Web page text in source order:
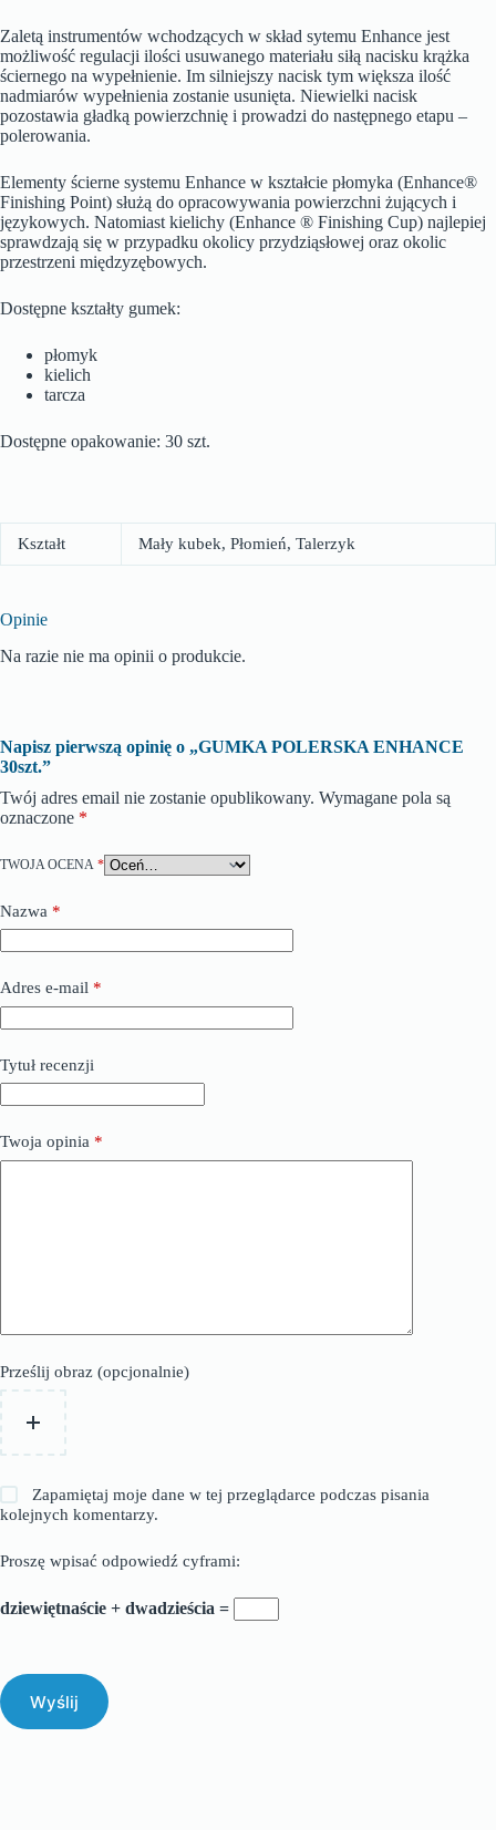
Zaletą instrumentów wchodzących w skład sytemu Enhance jest
możliwość regulacji ilości usuwanego materiału siłą nacisku krążka
ściernego na wypełnienie. Im silniejszy nacisk tym większa ilość
nadmiarów wypełnienia zostanie usunięta. Niewielki nacisk
pozostawia gładką powierzchnię i prowadzi do następnego etapu –
polerowania.
Elementy ścierne systemu Enhance w kształcie płomyka (Enhance®
Finishing Point) służą do opracowywania powierzchni żujących i
językowych. Natomiast kielichy (Enhance ® Finishing Cup) najlepiej
sprawdzają się w przypadku okolicy przydziąsłowej oraz okolic
przestrzeni międzyzębowych.
Dostępne kształty gumek:
płomyk
kielich
tarcza
Dostępne opakowanie: 30 szt.
Kształt Mały kubek, Płomień, Talerzyk
Opinie
Na razie nie ma opinii o produkcie.
Napisz pierwszą opinię o „GUMKA POLERSKA ENHANCE
30szt.”
Twój adres email nie zostanie opublikowany. Wymagane pola są
oznaczone *
TWOJA OCENA *
Nazwa *
Adres e-mail *
Tytuł recenzji
Twoja opinia *
Prześlij obraz (opcjonalnie)
Zapamiętaj moje dane w tej przeglądarce podczas pisania
kolejnych komentarzy.
Proszę wpisać odpowiedź cyframi:
dziewiętnaście + dwadzieścia =
Wyślij